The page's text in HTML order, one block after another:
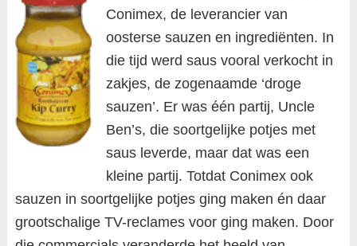
Conimex, de leverancier van
oosterse sauzen en ingrediënten. In
die tijd werd saus vooral verkocht in
zakjes, de zogenaamde ‘droge
sauzen’. Er was één partij, Uncle
Ben’s, die soortgelijke potjes met
saus leverde, maar dat was een
kleine partij. Totdat Conimex ook
sauzen in soortgelijke potjes ging maken én daar
grootschalige TV-reclames voor ging maken. Door